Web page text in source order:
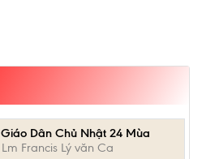
Dân Chủ Nhật 24 Mùa
Lm Francis Lý văn Ca